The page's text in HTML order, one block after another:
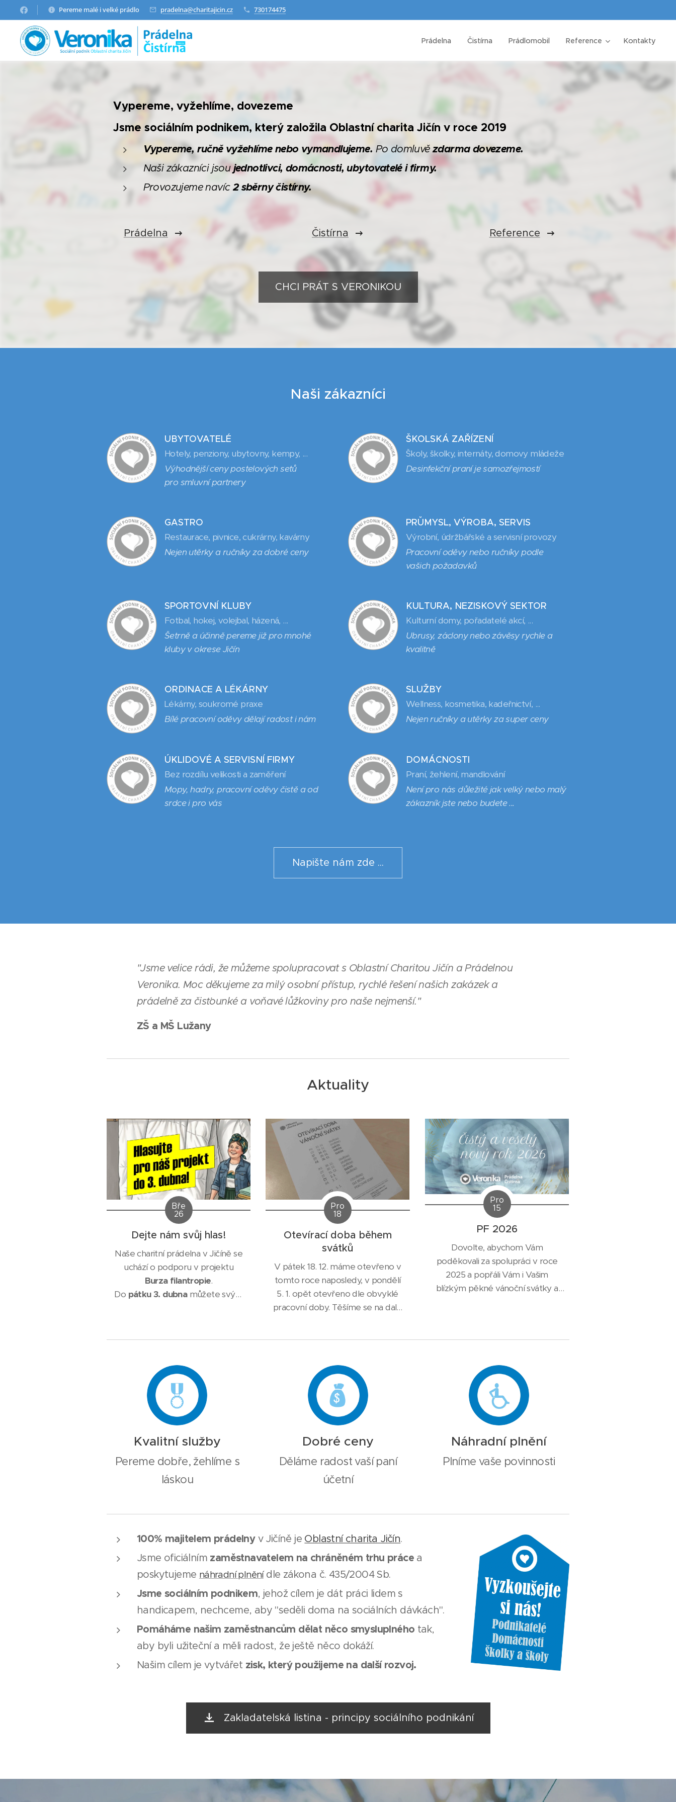
Pereme malé i velké prádlo pradelna@charitajicin.cz 730174475
Prádelna Čistírna Prádlomobil Reference Kontakty
Vypereme, vyžehlíme, dovezeme
Jsme sociálním podnikem, který založila Oblastní charita Jičín v roce 2019
Vypereme, ručně vyžehlíme nebo vymandlujeme. Po domluvězdarma dovezeme.
Naši zákazníci jsoujednotlivci, domácnosti, ubytovatelé i firmy.
Provozujeme navíc 2sběrny čistírny.
Prádelna Čistírna Reference
CHCI PRÁT S VERONIKOU
Naši zákazníci
UBYTOVATELÉ
Hotely, penziony, ubytovny, kempy, ...
Výhodnější ceny postelových setů
pro smluvní partnery
ŠKOLSKÁ ZAŘÍZENÍ
Školy, školky, internáty, domovy mládeže
Desinfekční praní je samozřejmostí
GASTRO
Restaurace, pivnice, cukrárny, kavárny
Nejen utěrky a ručníky za dobré ceny
PRŮMYSL, VÝROBA, SERVIS
Výrobní, údržbářské a servisní provozy
Pracovní oděvy nebo ručníky podle
vašich požadavků
SPORTOVNÍ KLUBY
Fotbal, hokej, volejbal, házená, ...
Šetrně a účinně pereme již pro mnohé
kluby v okrese Jičín
KULTURA, NEZISKOVÝ SEKTOR
Kulturní domy, pořadatelé akcí, ...
Ubrusy, záclony nebo závěsy rychle a
kvalitně
ORDINACE A LÉKÁRNY
Lékárny, soukromé praxe
Bílé pracovní oděvy dělají radost i nám
SLUŽBY
Wellness, kosmetika, kadeřnictví, ...
Nejen ručníky a utěrky za super ceny
ÚKLIDOVÉ A SERVISNÍ FIRMY
Bez rozdílu velikosti a zaměření
Mopy, hadry, pracovní oděvy čistě a od
srdce i pro vás
DOMÁCNOSTI
Praní, žehlení, mandlování
Není pro nás důležité jak velký nebo malý
zákazník jste nebo budete ...
Napište nám zde ...
"Jsme velice rádi, že můžeme spolupracovat s Oblastní Charitou Jičín a Prádelnou
Veronika. Moc děkujeme za milý osobní přístup, rychlé řešení našich zakázek a
prádelně za čisťounké a voňavé lůžkoviny pro naše nejmenší."
ZŠ a MŠ Lužany
Aktuality
Bře
26
Dejte nám svůj hlas!
Naše charitní prádelna v Jičíně se
uchází o podporu v projektu
Burza filantropie.
Do pátku 3. dubnamůžete svým
zaměstnancům.
Pro
18
Otevírací doba během
svátků
V pátek 18. 12. máme otevřeno v
tomto roce naposledy, v pondělí
5. 1. opět otevřeno dle obvyklé
pracovní doby. Těšíme se na další
Pro
15
PF 2026
Dovolte, abychom Vám
poděkovali za spolupráci v roce
2025 a popřáli Vám i Vašim
blízkým pěkné vánoční svátky a
Kvalitní služby
Pereme dobře, žehlíme s
láskou
Dobré ceny
Děláme radost vaší paní
účetní
Náhradní plnění
Plníme vaše povinnosti
100% majitelem prádelnyv Jičíně je Oblastní charita Jičín.
Jsme oficiálním zaměstnavatelem na chráněném trhu práce a
poskytujeme náhradní plněnídle zákona č. 435/2004 Sb.
Jsme sociálním podnikem, jehož cílem je dát práci lidem s
handicapem, nechceme, aby "seděli doma na sociálních dávkách".
Pomáháme našim zaměstnancům dělat něco smysluplného tak,
aby byli užiteční a měli radost, že ještě něco dokáží.
Našim cílem je vytvářet zisk, který použijeme na další rozvoj.
Zakladatelská listina - principy sociálního podnikání